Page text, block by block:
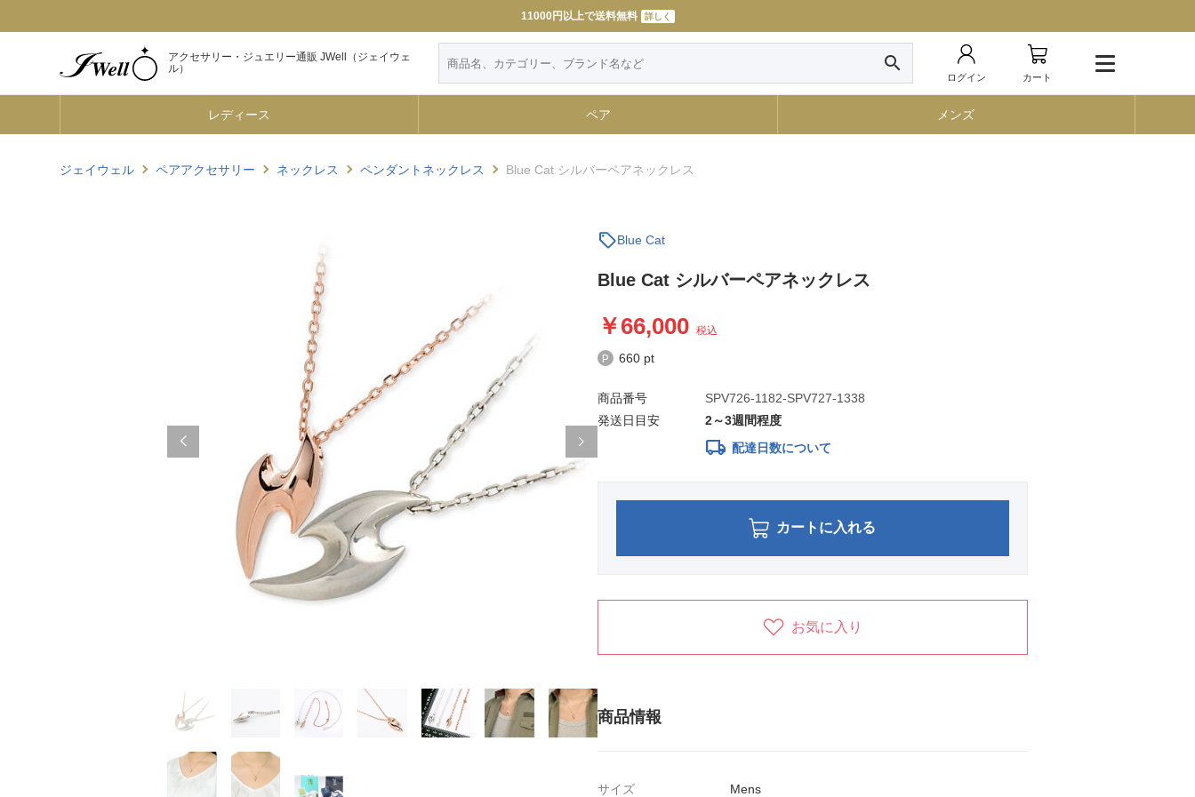
11000円以上で送料無料 詳しく
アクセサリー・ジュエリー通販 JWell（ジェイウェ
ル）
search
ログイン カート
レディース ペア メンズ
ジェイウェル ペアアクセサリー ネックレス ペンダントネックレス Blue Cat シルバーペアネックレス
sellBlue Cat
Blue Cat シルバーペアネックレス
66,000 税込
660 pt
商品番号
SPV726-1182-SPV727-1338
発送日目安
2～3週間程度
local_shipping 配達日数について
カートに入れる
お気に入り
商品情報
サイズ
Mens